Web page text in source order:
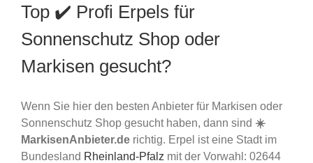
Top ✔️ Profi Erpels für
Sonnenschutz Shop oder
Markisen gesucht?
Wenn Sie hier den besten Anbieter für Markisen oder
Sonnenschutz Shop gesucht haben, dann sind ☀️
MarkisenAnbieter.de richtig. Erpel ist eine Stadt im
Bundesland Rheinland-Pfalz mit der Vorwahl: 02644